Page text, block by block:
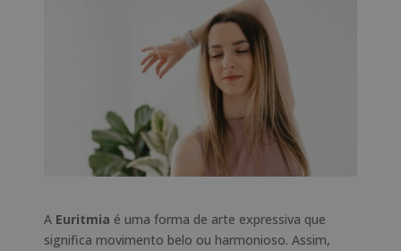
A Euritmia é uma forma de arte expressiva que
significa movimento belo ou harmonioso. Assim,